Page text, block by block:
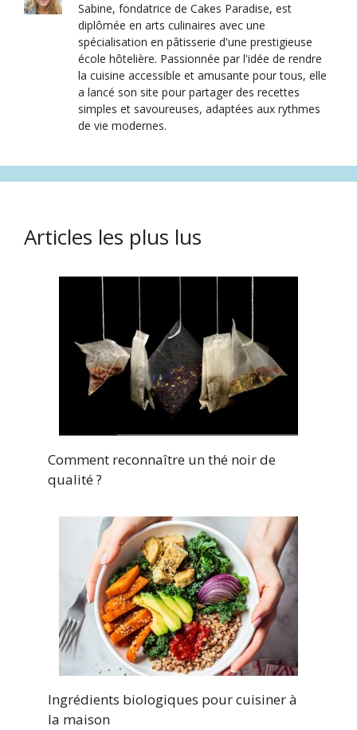
Sabine, fondatrice de Cakes Paradise, est
diplômée en arts culinaires avec une
spécialisation en pâtisserie d'une prestigieuse
école hôtelière. Passionnée par l'idée de rendre
la cuisine accessible et amusante pour tous, elle
a lancé son site pour partager des recettes
simples et savoureuses, adaptées aux rythmes
de vie modernes.
Articles les plus lus
Comment reconnaître un thé noir de
qualité ?
Ingrédients biologiques pour cuisiner à
la maison